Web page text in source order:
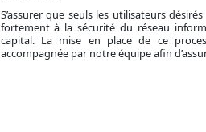
S’assurer que seuls les utilisateurs
fortement à la sécurité du réseau
capital. La mise en place de ce
accompagnée par notre équipe afin